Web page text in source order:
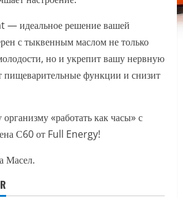
идеальное решение вашей
с тыквенным маслом не только
но и укрепит вашу нервную
пищеварительные функции и снизит
«работать как часы» с
С60 от Full Energy!
Масел.